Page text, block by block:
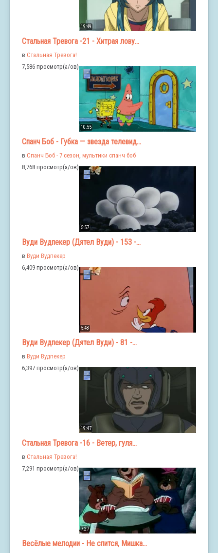
19:49
Стальная Тревога -21 - Хитрая лову...
в Стальная Тревога!
7,586 просмотр(а/ов)
10:55
Спанч Боб - Губка — звезда телевид...
в Спанч Боб - 7 сезон, мультики спанч боб
8,768 просмотр(а/ов)
5:57
Вуди Вудпекер (Дятел Вуди) - 153 -...
в Вуди Вудпекер
6,409 просмотр(а/ов)
5:48
Вуди Вудпекер (Дятел Вуди) - 81 -...
в Вуди Вудпекер
6,397 просмотр(а/ов)
19:47
Стальная Тревога -16 - Ветер, гуля...
в Стальная Тревога!
7,291 просмотр(а/ов)
7:27
Весёлые мелодии - Не спится, Мишка...